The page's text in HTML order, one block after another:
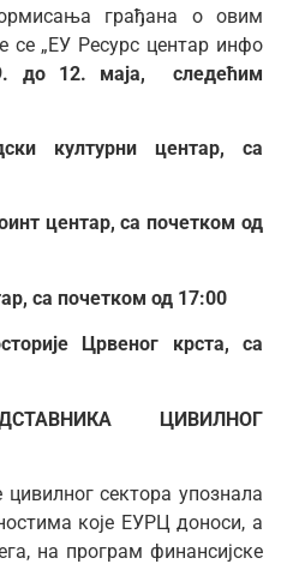
грађана о овим
се „ЕУ Ресурс центар инфо
до 12. маја, следећим
културни центар, са
центар, са почетком од
са почетком од 17:00
Црвеног крста, са
ЦИВИЛНОГ
сектора упознала
које ЕУРЦ доноси, а
на програм финансијске